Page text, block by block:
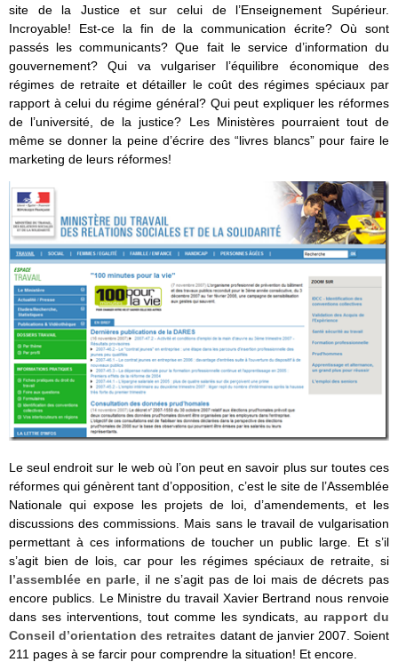
site de la Justice et sur celui de l’Enseignement Supérieur.
Incroyable! Est-ce la fin de la communication écrite? Où sont
passés les communicants? Que fait le service d’information du
gouvernement? Qui va vulgariser l’équilibre économique des
régimes de retraite et détailler le coût des régimes spéciaux par
rapport à celui du régime général? Qui peut expliquer les réformes
de l’université, de la justice? Les Ministères pourraient tout de
même se donner la peine d’écrire des “livres blancs” pour faire le
marketing de leurs réformes!
Le seul endroit sur le web où l’on peut en savoir plus sur toutes ces
réformes qui génèrent tant d’opposition, c’est le site de l’Assemblée
Nationale qui expose les projets de loi, d’amendements, et les
discussions des commissions. Mais sans le travail de vulgarisation
permettant à ces informations de toucher un public large. Et s’il
s’agit bien de lois, car pour les régimes spéciaux de retraite, si
l’assemblée en parle , il ne s’agit pas de loi mais de décrets pas
encore publics. Le Ministre du travail Xavier Bertrand nous renvoie
dans ses interventions, tout comme les syndicats, au rapport du
Conseil d’orientation des retraites datant de janvier 2007. Soient
211 pages à se farcir pour comprendre la situation! Et encore.